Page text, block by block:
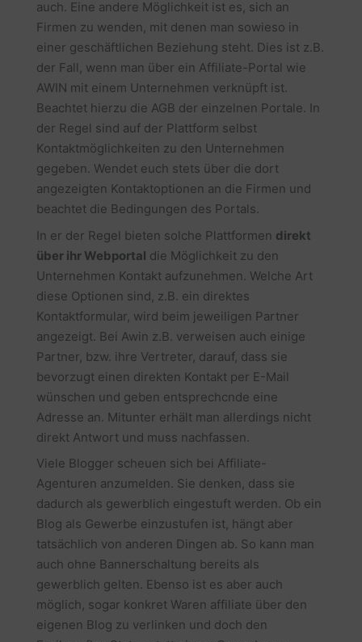
auch. Eine andere Möglichkeit ist es, sich an
Firmen zu wenden, mit denen man sowieso in
einer geschäftlichen Beziehung steht. Dies ist z.B.
der Fall, wenn man über ein Affiliate-Portal wie
AWIN mit einem Unternehmen verknüpft ist.
Beachtet hierzu die AGB der einzelnen Portale. In
der Regel sind auf der Plattform selbst
Kontaktmöglichkeiten zu den Unternehmen
gegeben. Wendet euch stets über die dort
angezeigten Kontaktoptionen an die Firmen und
beachtet die Bedingungen des Portals.
In er der Regel bieten solche Plattformen direkt
über ihr Webportal die Möglichkeit zu den
Unternehmen Kontakt aufzunehmen. Welche Art
diese Optionen sind, z.B. ein direktes
Kontaktformular, wird beim jeweiligen Partner
angezeigt. Bei Awin z.B. verweisen auch einige
Partner, bzw. ihre Vertreter, darauf, dass sie
bevorzugt einen direkten Kontakt per E-Mail
wünschen und geben entsprechcnde eine
Adresse an. Mitunter erhält man allerdings nicht
direkt Antwort und muss nachfassen.
Viele Blogger scheuen sich bei Affiliate-
Agenturen anzumelden. Sie denken, dass sie
dadurch als gewerblich eingestuft werden. Ob ein
Blog als Gewerbe einzustufen ist, hängt aber
tatsächlich von anderen Dingen ab. So kann man
auch ohne Bannerschaltung bereits als
gewerblich gelten. Ebenso ist es aber auch
möglich, sogar konkret Waren affiliate über den
eigenen Blog zu verlinken und doch den